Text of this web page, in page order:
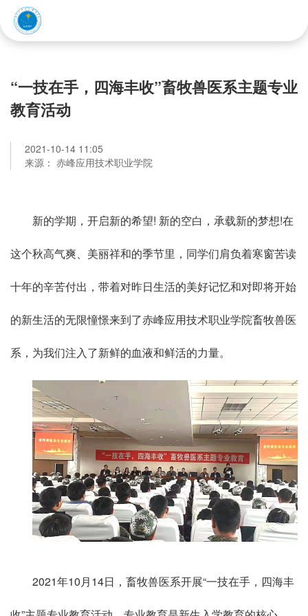
“一技在手，四海丰收”畜牧兽医系主题专业
教育活动
2021-10-14 11:05
来源： 赤峰应用技术职业学院
新的学期，开启新的希望! 新的空白，承载新的梦想!在
这个秋高气爽、美丽祥和的季节里，同学们肩负着寒窗苦读
十年的辛苦付出，带着对昨日生活的美好记忆和对即将开始
的新生活的无限憧憬来到了赤峰应用技术职业学院畜牧兽医
系，为我们注入了新鲜的血液和鲜活的力量。
2021年10月14日，畜牧兽医系开展“一技在手，四海丰